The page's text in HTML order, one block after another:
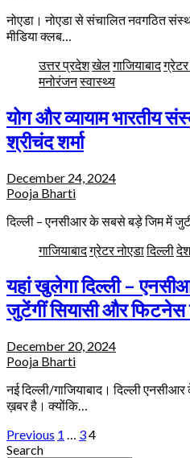
नोएडा। नोएडा से संचालित नवगठित
मीडिया क्लब…
उत्तर प्रदेशखेलगाजियाबादग्रेटर
मनोरंजनस्वास्थ्य
योग और व्यायाम भारतीय
श्रीचंद शर्मा
December 24, 2024
Pooja Bharti
दिल्ली – एनसीआर के सबसे बड़े जिम में
गाजियाबादग्रेटर नोएडादिल्लीदेश
यहां खुलेगा दिल्ली –
जुटेंगीं सियासी और फिटनेस
December 20, 2024
Pooja Bharti
नई दिल्ली/गाजियाबाद। दिल्ली
ख़बर है। क्योंकि…
Posts
Previous 1 … 34
Search